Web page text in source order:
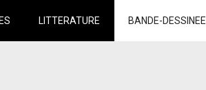
LITTERATURE BANDE-DESSINEE